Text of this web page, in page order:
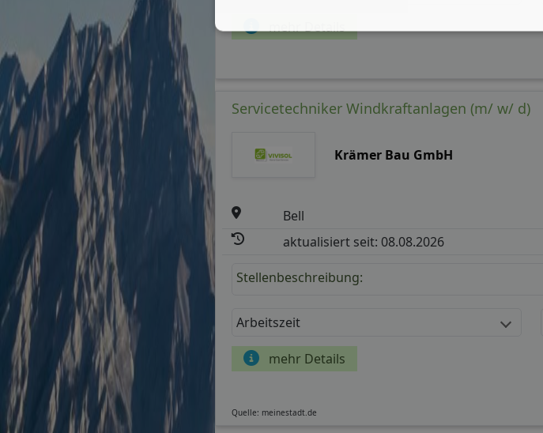
mehr Details
Servicetechniker Windkraftanlagen (m/ w/ d)
Krämer Bau GmbH
Bell
aktualisiert seit: 08.08.2026
Stellenbeschreibung:
Arbeitszeit
mehr Details
Quelle: meinestadt.de